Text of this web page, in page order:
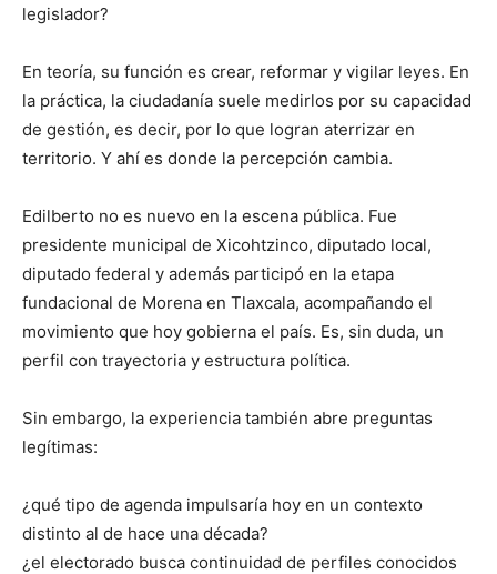
legislador?
En teoría, su función es crear, reformar y vigilar leyes. En
la práctica, la ciudadanía suele medirlos por su capacidad
de gestión, es decir, por lo que logran aterrizar en
territorio. Y ahí es donde la percepción cambia.
Edilberto no es nuevo en la escena pública. Fue
presidente municipal de Xicohtzinco, diputado local,
diputado federal y además participó en la etapa
fundacional de Morena en Tlaxcala, acompañando el
movimiento que hoy gobierna el país. Es, sin duda, un
perfil con trayectoria y estructura política.
Sin embargo, la experiencia también abre preguntas
legítimas:
¿qué tipo de agenda impulsaría hoy en un contexto
distinto al de hace una década?
¿el electorado busca continuidad de perfiles conocidos